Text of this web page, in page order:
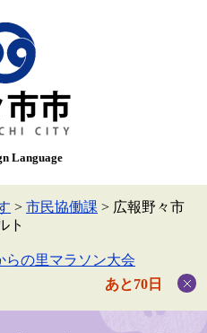
Language
> 市民協働課 > 広報野々市
ト
らの里マラソン大会
あと70日